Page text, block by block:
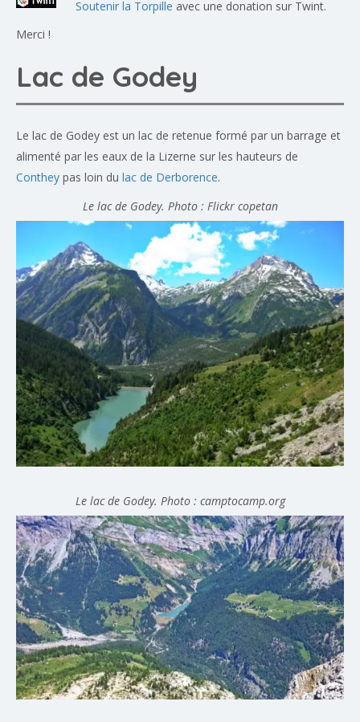
Soutenir la Torpille avec une donation sur Twint.
Merci !
Lac de Godey
Le lac de Godey est un lac de retenue formé par un barrage et
alimenté par les eaux de la Lizerne sur les hauteurs de
Conthey pas loin du lac de Derborence.
Le lac de Godey. Photo : Flickr copetan
Le lac de Godey. Photo : camptocamp.org